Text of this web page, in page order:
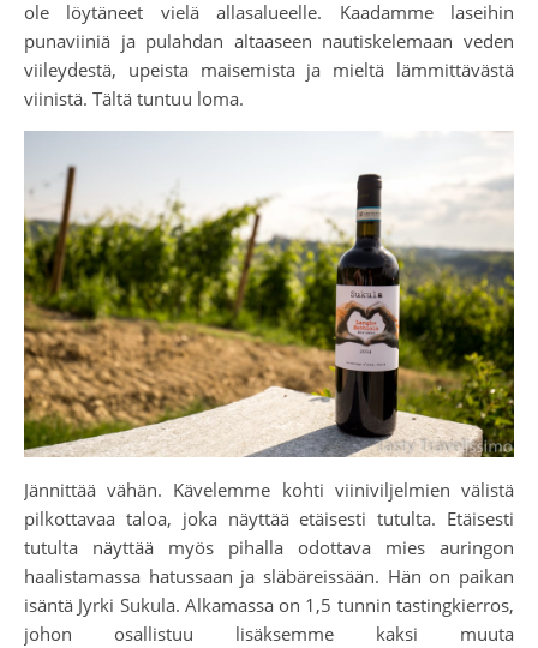
ole löytäneet vielä allasalueelle. Kaadamme laseihin
punaviiniä ja pulahdan altaaseen nautiskelemaan veden
viileydestä, upeista maisemista ja mieltä lämmittävästä
viinistä. Tältä tuntuu loma.
Jännittää vähän. Kävelemme kohti viiniviljelmien välistä
pilkottavaa taloa, joka näyttää etäisesti tutulta. Etäisesti
tutulta näyttää myös pihalla odottava mies auringon
haalistamassa hatussaan ja släbäreissään. Hän on paikan
isäntä Jyrki Sukula. Alkamassa on 1,5 tunnin tastingkierros,
johon osallistuu lisäksemme kaksi muuta